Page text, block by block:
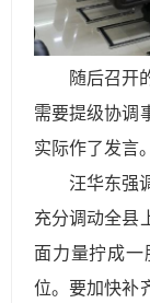
随后召开
需要提级协调
实际作了发言。
汪华东强
充分调动全县
面力量拧成
位。要加快补